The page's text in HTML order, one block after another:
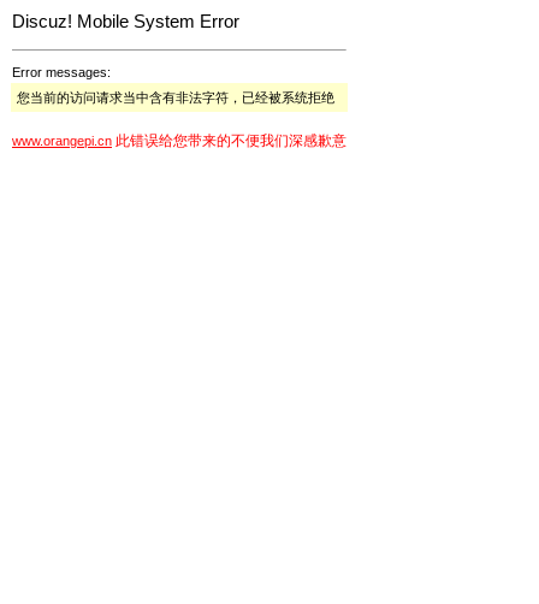
Discuz! Mobile System Error
Error messages:
您当前的访问请求当中含有非法字符，已经被系统拒绝
www.orangepi.cn 此错误给您带来的不便我们深感歉意